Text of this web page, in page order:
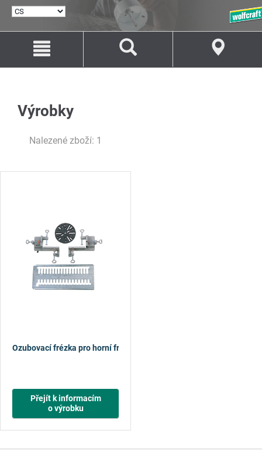
Obsah
Navigaci
Výrobky
Nalezené zboží: 1
Ozubovací frézka pro horní frézku
Přejít k informacím
o výrobku